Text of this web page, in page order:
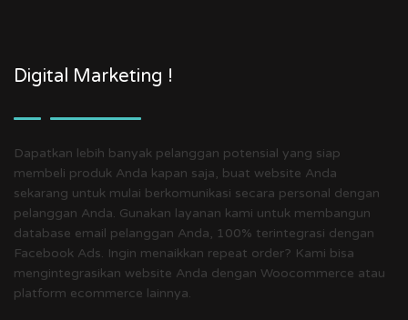
Digital Marketing !
Dapatkan lebih banyak pelanggan potensial yang siap
membeli produk Anda kapan saja, buat website Anda
sekarang untuk mulai berkomunikasi secara personal dengan
pelanggan Anda. Gunakan layanan kami untuk membangun
database email pelanggan Anda, 100% terintegrasi dengan
Facebook Ads. Ingin menaikkan repeat order? Kami bisa
mengintegrasikan website Anda dengan Woocommerce atau
platform ecommerce lainnya.